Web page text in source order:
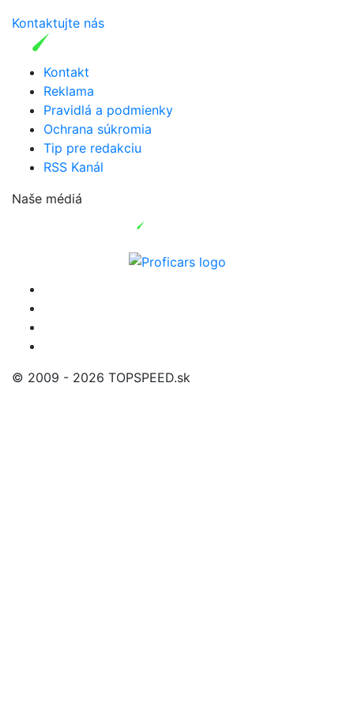
Kontaktujte nás
Kontakt
Reklama
Pravidlá a podmienky
Ochrana súkromia
Tip pre redakciu
RSS Kanál
Naše médiá
© 2009 - 2026 TOPSPEED.sk